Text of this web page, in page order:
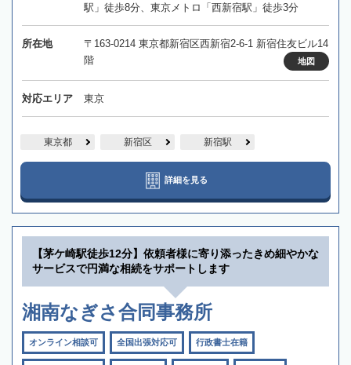
駅」徒歩8分、東京メトロ「西新宿駅」徒歩3分
所在地
〒163-0214 東京都新宿区西新宿2-6-1 新宿住友ビル14
階
地図
対応エリア 東京
東京都 新宿区 新宿駅
詳細を見る
【茅ケ崎駅徒歩12分】依頼者様に寄り添ったきめ細やかな
サービスで円満な相続をサポートします
湘南なぎさ合同事務所
オンライン相談可 全国出張対応可 行政書士在籍